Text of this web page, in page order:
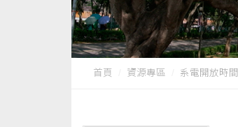
首頁 資源專區 系電開放時間